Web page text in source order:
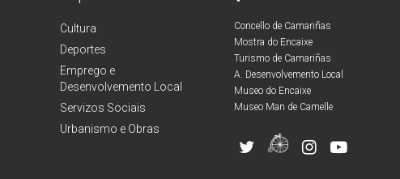
Cultura
Deportes
Emprego e
Desenvolvemento Local
Servizos Sociais
Urbanismo e Obras
Concello de Camariñas
Mostra do Encaixe
Turismo de Camariñas
A. Desenvolvemento Local
Museo do Encaixe
Museo Man de Camelle